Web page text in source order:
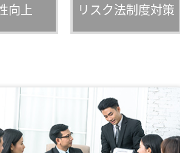
向上 リスク法制度対策